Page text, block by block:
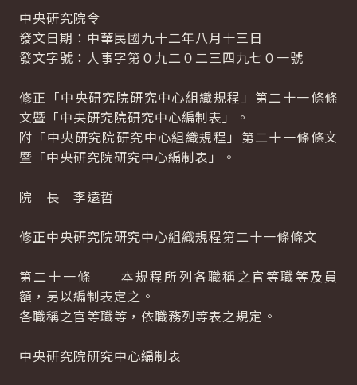
中央研究院令
發文日期：中華民國九十二年八月十三日
發文字號：人事字第０九二０二三四九七０一號
修正「中央研究院研究中心組織規程」第二十一條條
文暨「中央研究院研究中心編制表」。
附「中央研究院研究中心組織規程」第二十一條條文
暨「中央研究院研究中心編制表」。
院 長 李遠哲
修正中央研究院研究中心組織規程第二十一條條文
第二十一條 本規程所列各職稱之官等職等及員
額，另以編制表定之。
各職稱之官等職等，依職務列等表之規定。
中央研究院研究中心編制表